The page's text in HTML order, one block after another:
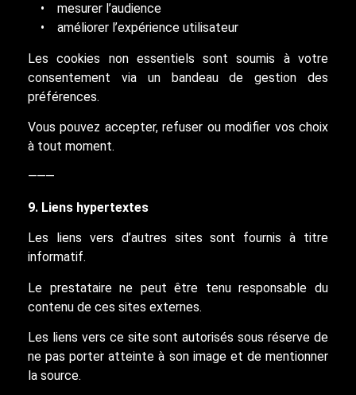
• mesurer l’audience
• améliorer l’expérience utilisateur
Les cookies non essentiels sont soumis à votre
consentement via un bandeau de gestion des
préférences.
Vous pouvez accepter, refuser ou modifier vos choix
à tout moment.
⸻
9. Liens hypertextes
Les liens vers d’autres sites sont fournis à titre
informatif.
Le prestataire ne peut être tenu responsable du
contenu de ces sites externes.
Les liens vers ce site sont autorisés sous réserve de
ne pas porter atteinte à son image et de mentionner
la source.